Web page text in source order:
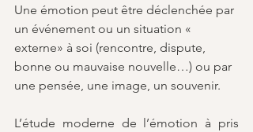
Une émotion peut être déclenchée par
un événement ou un situation «
externe» à soi (rencontre, dispute,
bonne ou mauvaise nouvelle…) ou par
une pensée, une image, un souvenir.
L’étude moderne de l’émotion à pris